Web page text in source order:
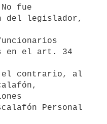
del legislador,
en el art. 34
el contrario, al
Personal